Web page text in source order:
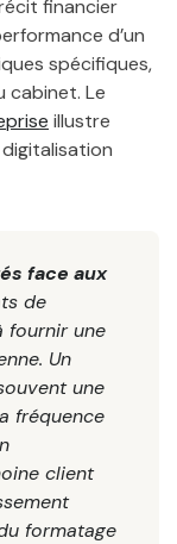
financier
d’un
spécifiques,
cabinet. Le
illustre
face aux
de
fournir une
Un
une
fréquence
client
formatage